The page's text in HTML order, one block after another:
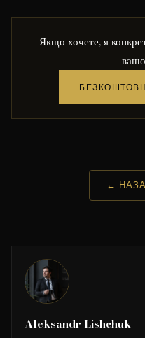
Якщо хочете, я
←
Aleksandr Lishchuk